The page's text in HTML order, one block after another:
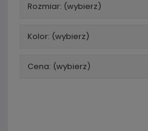
Rozmiar: (wybierz)
Kolor: (wybierz)
Cena: (wybierz)